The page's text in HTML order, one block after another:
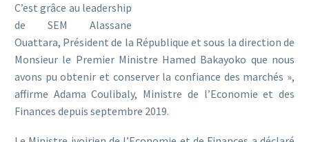
C’est grâce au leadership
de SEM Alassane
Ouattara, Président de la République et sous la direction de
Monsieur le Premier Ministre Hamed Bakayoko que nous
avons pu obtenir et conserver la confiance des marchés »,
affirme Adama Coulibaly, Ministre de l’Economie et des
Finances depuis septembre 2019.